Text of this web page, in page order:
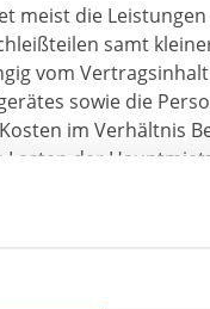
meist die
samt
vom
sowie die
im Verhältnis
der
die Rücklage